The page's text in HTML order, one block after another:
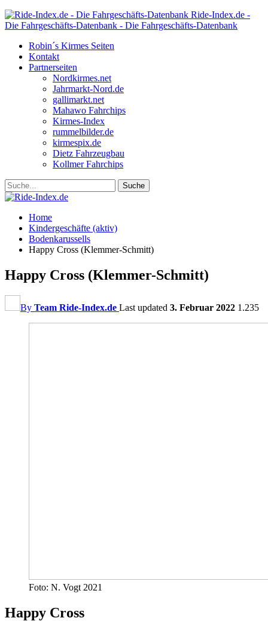
Ride-Index.de -
Die Fahrgeschäfts-Datenbank - Die Fahrgeschäfts-Datenbank
Robin´s Kirmes Seiten
Kontakt
Partnerseiten
Nordkirmes.net
Jahrmarkt-Nord.de
gallimarkt.net
Mahawo Fahrchips
Kirmes-Index
rummelbilder.de
kirmespix.de
Dietz Fahrzeugbau
Kollmer Fahrchips
Home
Kindergeschäfte (aktiv)
Bodenkarussells
Happy Cross (Klemmer-Schmitt)
Happy Cross (Klemmer-Schmitt)
By Team Ride-Index.de Last updated 3. Februar 2022 1.235
Foto: N. Vogt 2021
Happy Cross